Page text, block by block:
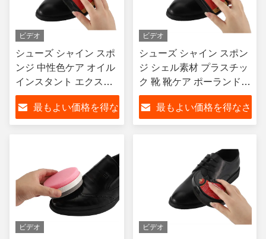
ビデオ
シューズ シャイン スポ
ンジ 中性色ケア オイル
インスタント エクスプ
レス クイック シャイン
OEM最もよい価格を得な
ビデオ
シューズ シャイン スポン
ジ シェル素材 プラスチッ
ク 靴 靴ケア ポーランド
OEM
最もよい価格を得なさ
ビデオ ビデオ